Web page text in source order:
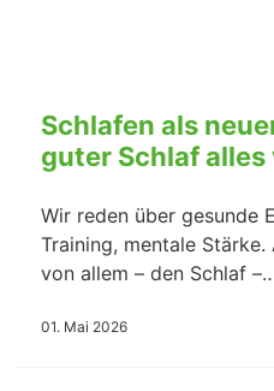
Schlafen als
guter Schlaf
Wir reden über gesunde
Training, mentale Stärke.
von allem – den Schlaf
01. Mai 2026